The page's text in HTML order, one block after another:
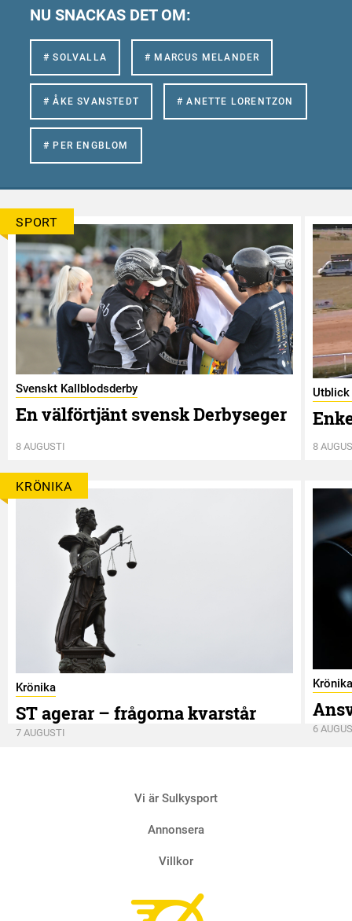
NU SNACKAS DET OM:
# SOLVALLA # MARCUS MELANDER
# ÅKE SVANSTEDT # ANETTE LORENTZON
# PER ENGBLOM
SPORT
Svenskt Kallblodsderby
En välförtjänt svensk Derbyseger
8 AUGUSTI
Utblick
8
KRÖNIKA
Krönika
ST agerar – frågorna kvarstår
7 AUGUSTI
Krönika
6
Vi är Sulkysport
Annonsera
Villkor